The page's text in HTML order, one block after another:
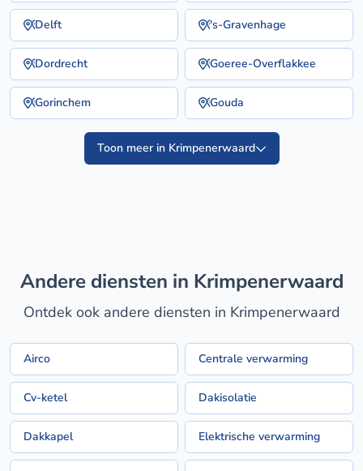
Delft 's-Gravenhage
Dordrecht Goeree-Overflakkee
Gorinchem Gouda
Toon meer in Krimpenerwaard
Andere diensten in Krimpenerwaard
Ontdek ook andere diensten in Krimpenerwaard
Airco Centrale verwarming
Cv-ketel Dakisolatie
Dakkapel Elektrische verwarming